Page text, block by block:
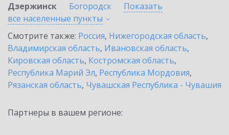
Дзержинск
Богородск
Показать
все населенные пункты
Смотрите также: Россия, Нижегородская область,
Владимирская область, Ивановская область,
Кировская область, Костромская область,
Республика Марий Эл, Республика Мордовия,
Рязанская область, Чувашская Республика - Чувашия
Партнеры в вашем регионе: